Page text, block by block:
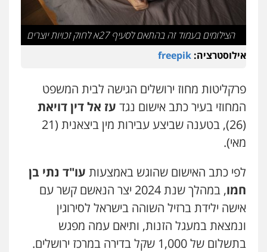
עו"ד אביגדור פלדמן
פלילי אסירים צווארון לבן זכויות אדם אזרחי
0505345826
עו"ד יאיר בן סימון
פלילי תעבורה אזרחי נזיקין ביטוח
0505719060
פלילי כלכלי פשיעה חמורה נוער
0505555110
עו"ד רן כהן רוכברגר
דיני צבא פלילי צווארון לבן
הצילומים בעמוד זה בהתאם לסעיף 27א לחוק זכויות יוצרים
אילוסטרציה: freepik
פרקליטות מחוז ירושלים הגישה לבית המשפט
המחוזי בעיר כתב אישום נגד עז אל דין דויאת
(26), בטענה שביצע עבירות מין ביצאנית (21
מאי).
לפי כתב האישום שהוגש באמצעות עו"ד נתי בן
חמו
, במהלך שנת 2024 יצר הנאשם קשר עם
אישה ילידת ברזיל השוהה בישראל לסירוגין
ונמצאת במעגל הזנות, ותיאם עמה מפגש
בתשלום של 1,000 שקל בדירה במרכז ירושלים.